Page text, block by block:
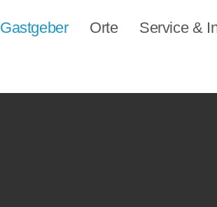
Gastgeber Orte Service &